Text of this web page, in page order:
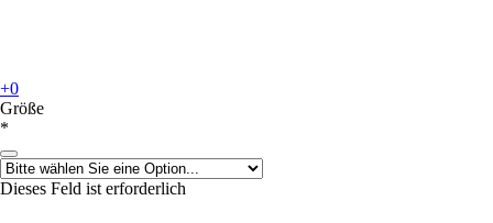
+0
Größe
*
Dieses Feld ist erforderlich